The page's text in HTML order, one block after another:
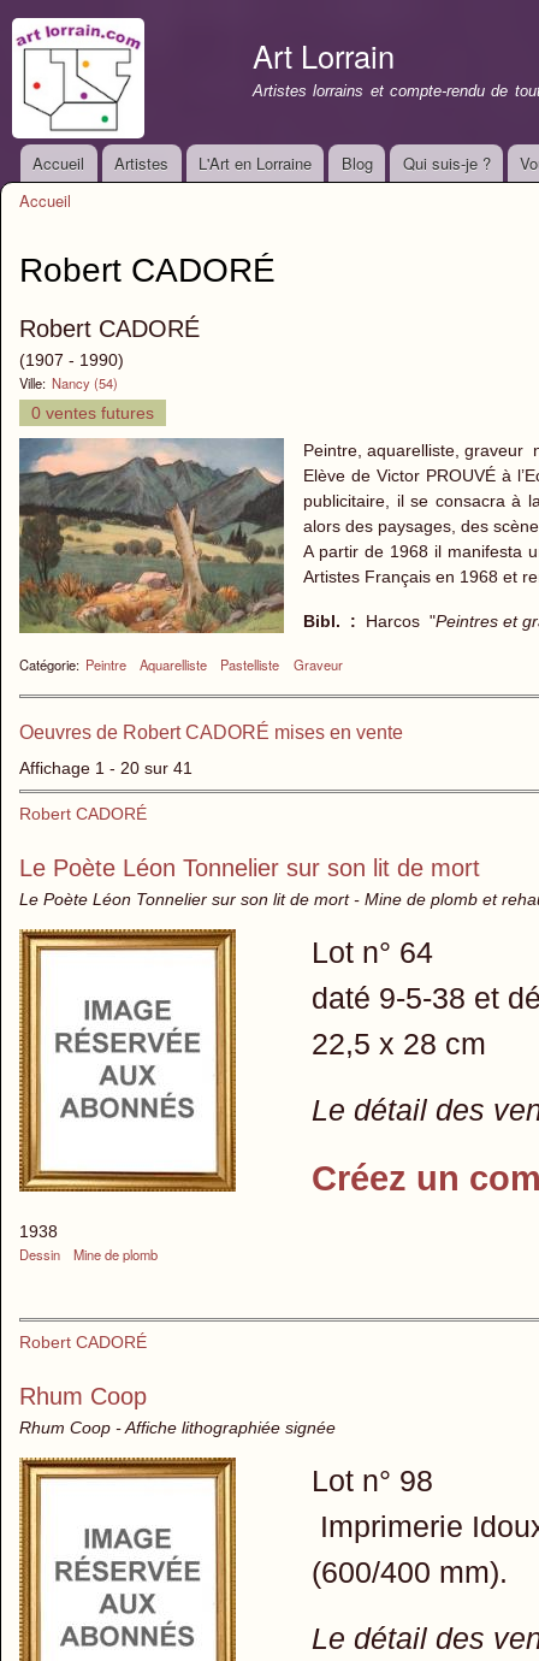
Art Lorrain
Artistes lorrains et compte-rendu de
Menu principal
Accueil Artistes L'Art en Lorraine Blog Qui suis-je ?
Accueil
Robert CADORÉ
Robert CADORÉ
(1907 - 1990)
Ville: Nancy (54)
0 ventes futures
Peintre, aquarelliste, graveur
Elève de Victor PROUVÉ à
publicitaire, il se consacra à
alors des paysages, des
A partir de 1968 il manifesta
Artistes Français en 1968 et
Bibl. : Harcos "Peintres et
Catégorie: Peintre Aquarelliste Pastelliste Graveur
Oeuvres de Robert CADORÉ mises en vente
Affichage 1 - 20 sur 41
Robert CADORÉ
Le Poète Léon Tonnelier sur son lit de mort
Le Poète Léon Tonnelier sur son lit de mort - Mine de plomb et
1938
Dessin
Mine de plomb
Lot n° 64
daté 9-5-38 et
22,5 x 28 cm
Le détail des
Créez un
Robert CADORÉ
Rhum Coop
Rhum Coop - Affiche lithographiée signée
Lot n° 98
Imprimerie
(600/400 mm).
Le détail des